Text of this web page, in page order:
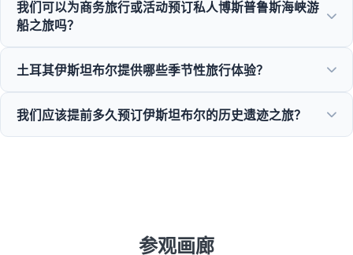
心酒店提供便捷的酒店接送服务。
我们可以为商务旅行或活动预订私人博斯普鲁斯海峡游
船之旅吗？
赁、商务活动及私人博斯普鲁斯海峡晚餐巡游。
土耳其伊斯坦布尔提供哪些季节性旅行体验？
美食之旅，伊斯坦布尔全年12个月都提供绝佳的景点。
我们应该提前多久预订伊斯坦布尔的历史遗迹之旅？
参观画廊